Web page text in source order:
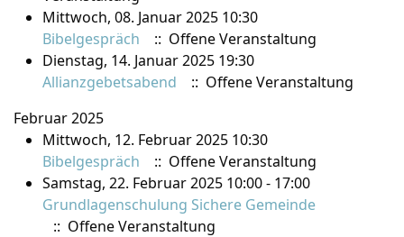
Mittwoch, 08. Januar 2025 10:30
Bibelgespräch
:: Offene Veranstaltung
Dienstag, 14. Januar 2025 19:30
Allianzgebetsabend
:: Offene Veranstaltung
Februar 2025
Mittwoch, 12. Februar 2025 10:30
Bibelgespräch
:: Offene Veranstaltung
Samstag, 22. Februar 2025 10:00 - 17:00
Grundlagenschulung Sichere Gemeinde
:: Offene Veranstaltung